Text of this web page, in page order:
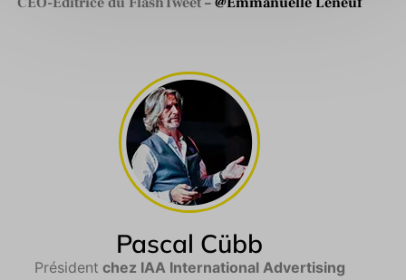
Pascal Cübb
Président chez IAA International Advertising